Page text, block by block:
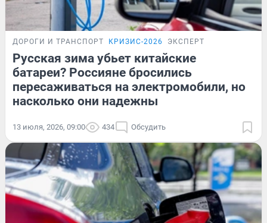
ДОРОГИ И ТРАНСПОРТ КРИЗИС-2026 ЭКСПЕРТ
Русская зима убьет китайские
батареи? Россияне бросились
пересаживаться на электромобили, но
насколько они надежны
13 июля, 2026, 09:00 434 Обсудить